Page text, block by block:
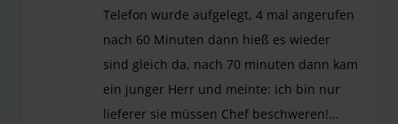
Telefon wurde aufgelegt, 4 mal angerufen
nach 60 Minuten dann hieß es wieder
sind gleich da, nach 70 minuten dann kam
ein junger Herr und meinte: ich bin nur
lieferer sie müssen Chef beschweren!…